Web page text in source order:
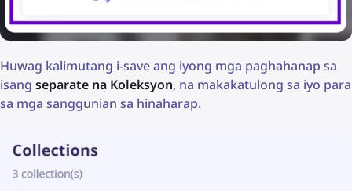
Huwag kalimutang i-save ang iyong mga paghahanap sa
isang separate na Koleksyon, na makakatulong sa iyo para
sa mga sanggunian sa hinaharap.